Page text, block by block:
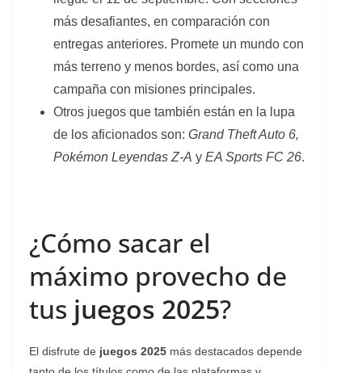
más desafiantes, en comparación con
entregas anteriores. Promete un mundo con
más terreno y menos bordes, así como una
campaña con misiones principales.
Otros juegos que también están en la lupa
de los aficionados son: Grand Theft Auto 6,
Pokémon Leyendas Z-A y EA Sports FC 26.
¿Cómo sacar el
máximo provecho de
tus juegos 2025?
El disfrute de juegos 2025 más destacados depende